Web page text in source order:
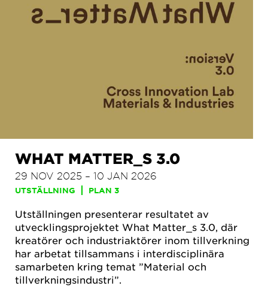
WHAT MATTER_S 3.0
29 NOV 2025 – 10 JAN 2026
UTSTÄLLNING PLAN 3
Utställningen presenterar resultatet av
utvecklingsprojektet What Matter_s 3.0, där
kreatörer och industriaktörer inom tillverkning
har arbetat tillsammans i interdisciplinära
samarbeten kring temat ”Material och
tillverkningsindustri”.